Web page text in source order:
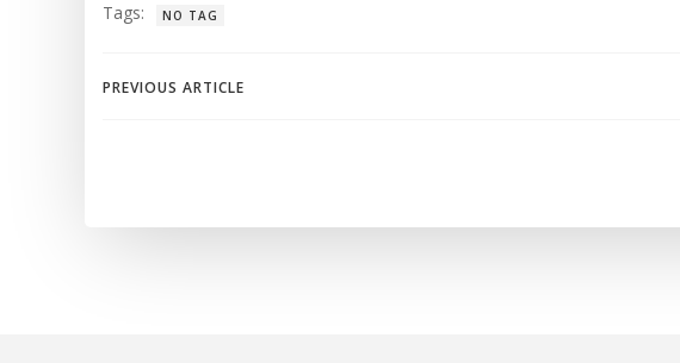
Tags: NO TAG
Beitragsnavigation
PREVIOUS ARTICLE